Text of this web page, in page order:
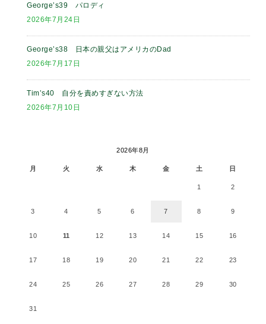
George’s39 パロディ
2026年7月24日
George’s38 日本の親父はアメリカのDad
2026年7月17日
Tim’s40 自分を責めすぎない方法
2026年7月10日
2026年8月
月 火 水 木 金 土 日
1 2
3 4 5 6 7 8 9
10 11 12 13 14 15 16
17 18 19 20 21 22 23
24 25 26 27 28 29 30
31